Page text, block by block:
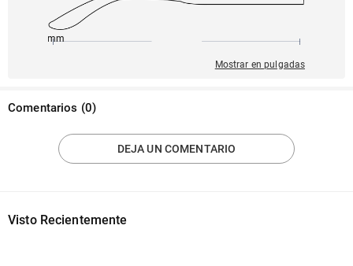
150mm
Mostrar en pulgadas
Comentarios (0)
DEJA UN COMENTARIO
Visto Recientemente